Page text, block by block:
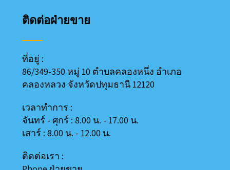
ติดต่อฝ่ายขาย
ที่อยู่ :
86/349-350 หมู่ 10 ตำบลคลองหนึ่ง อำเภอ
คลองหลวง จังหวัดปทุมธานี 12120
เวลาทำการ :
จันทร์ - ศุกร์ : 8.00 น. - 17.00 น.
เสาร์ : 8.00 น. - 12.00 น.
ติดต่อเรา :